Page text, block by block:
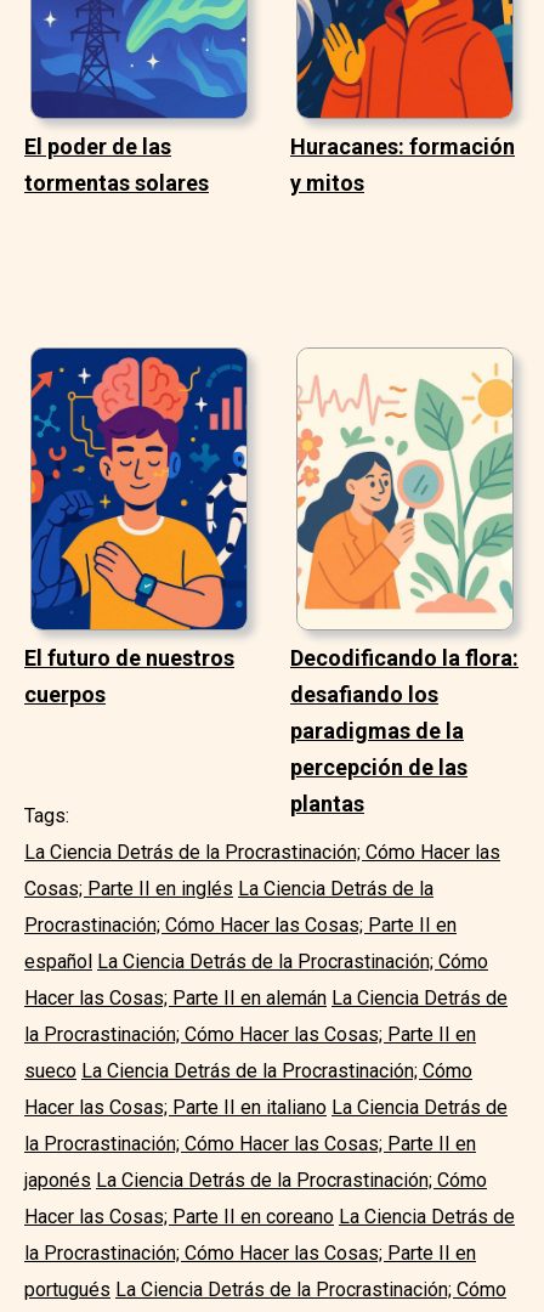
El poder de las
tormentas solares
Huracanes: formación
y mitos
El futuro de nuestros
cuerpos
Decodificando la flora:
desafiando los
paradigmas de la
percepción de las
plantas
Tags:
La Ciencia Detrás de la Procrastinación; Cómo Hacer las
Cosas; Parte II en inglés La Ciencia Detrás de la
Procrastinación; Cómo Hacer las Cosas; Parte II en
español La Ciencia Detrás de la Procrastinación; Cómo
Hacer las Cosas; Parte II en alemán La Ciencia Detrás de
la Procrastinación; Cómo Hacer las Cosas; Parte II en
sueco La Ciencia Detrás de la Procrastinación; Cómo
Hacer las Cosas; Parte II en italiano La Ciencia Detrás de
la Procrastinación; Cómo Hacer las Cosas; Parte II en
japonés La Ciencia Detrás de la Procrastinación; Cómo
Hacer las Cosas; Parte II en coreano La Ciencia Detrás de
la Procrastinación; Cómo Hacer las Cosas; Parte II en
portugués La Ciencia Detrás de la Procrastinación; Cómo